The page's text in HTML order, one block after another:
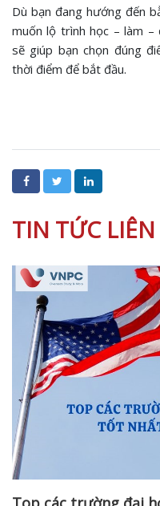
Dù bạn đang hướng đến
muốn lộ trình học – làm –
sẽ giúp bạn chọn đúng
thời điểm để bắt đầu.
TIN TỨC